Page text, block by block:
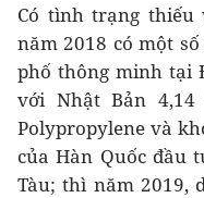
Có tình trạng thiếu
năm 2018 có một
phố thông minh tại
với Nhật Bản
Polypropylene và
của Hàn Quốc đầu
Tàu; thì năm 2019,